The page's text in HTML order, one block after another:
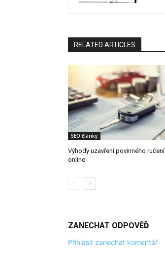
RELATED ARTICLES
SEO články
Výhody uzavření povinného ručení
online
ZANECHAT ODPOVĚĎ
Přihlásit zanechat komentář